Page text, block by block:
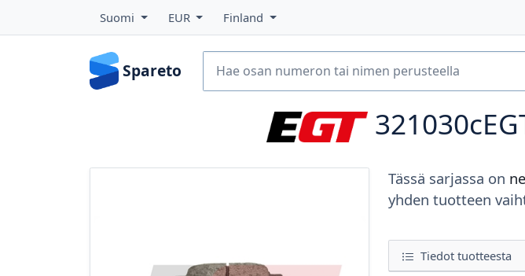
Suomi EUR Finland
Spareto
Tässä sarjassa on
yhden tuotteen
Tiedot tuotteesta